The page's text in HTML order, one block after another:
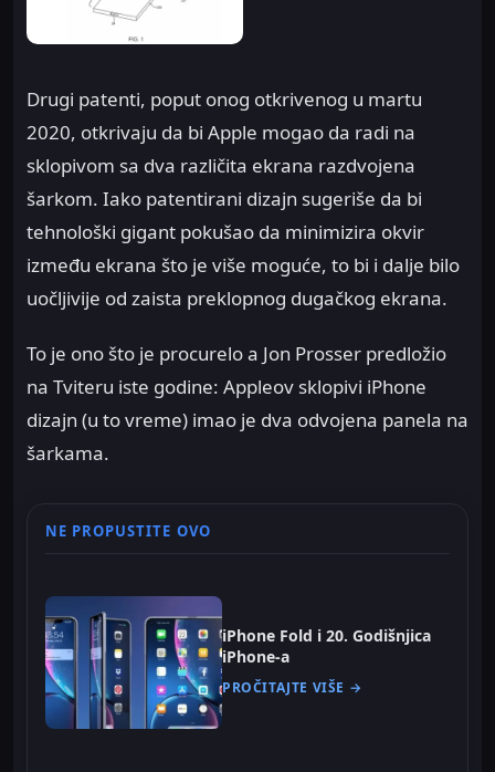
Drugi patenti, poput onog otkrivenog u martu
2020, otkrivaju da bi Apple mogao da radi na
sklopivom sa dva različita ekrana razdvojena
šarkom. Iako patentirani dizajn sugeriše da bi
tehnološki gigant pokušao da minimizira okvir
između ekrana što je više moguće, to bi i dalje bilo
uočljivije od zaista preklopnog dugačkog ekrana.
To je ono što je procurelo a Jon Prosser predložio
na Tviteru iste godine: Appleov sklopivi iPhone
dizajn (u to vreme) imao je dva odvojena panela na
šarkama.
NE PROPUSTITE OVO
iPhone Fold i 20. Godišnjica
iPhone-a
PROČITAJTE VIŠE →